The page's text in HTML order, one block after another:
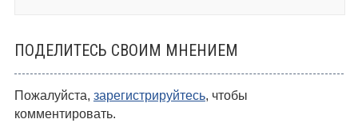
ПОДЕЛИТЕСЬ СВОИМ МНЕНИЕМ
Пожалуйста, зарегистрируйтесь, чтобы
комментировать.